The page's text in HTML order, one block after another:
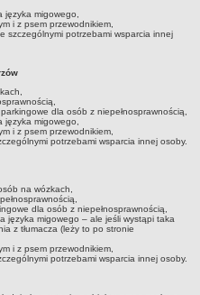
języka migowego,
i z psem przewodnikiem,
szczególnymi potrzebami wsparcia innej
dla osób z niepełnosprawnością,
języka migowego,
i z psem przewodnikiem,
potrzebami wsparcia innej osoby.
na wózkach,
dla osób z niepełnosprawnością,
języka migowego – ale jeśli wystąpi taka
z tłumacza (leży to po stronie
i z psem przewodnikiem,
potrzebami wsparcia innej osoby.